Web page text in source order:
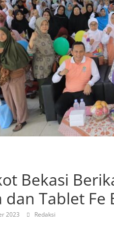
Bekasi
dan Tablet Fe
2023 Redaksi